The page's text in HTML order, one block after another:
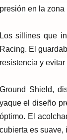
presión en la zona
Los sillines que
Racing. El
resistencia y evitar
Ground Shield,
yaque el diseño
óptimo. El
cubierta es suave,